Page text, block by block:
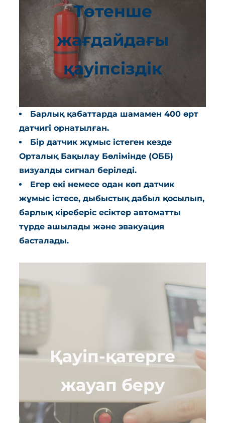
Төтенше
жағдайдағы
қауіпсіздік
Барлық қабаттарда шамамен 400 өрт
датчигі орнатылған.
Бір датчик жұмыс істеген кезде
Орталық Бақылау Бөлімінде (ОББ)
визуалды сигнал беріледі.
Егер екі немесе одан көп датчик
жұмыс істесе, дыбыстық дабыл қосылып,
барлық кіреберіс есіктер автоматты
түрде ашылады және эвакуация
басталады.
Қауіп-қатерге
жауап беру